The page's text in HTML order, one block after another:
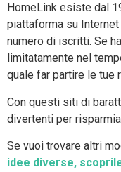
HomeLink esiste dal
piattaforma su
numero di iscritti. Se
limitatamente nel
quale far partire le tue
Con questi siti di
divertenti per
Se vuoi trovare altri
idee diverse,